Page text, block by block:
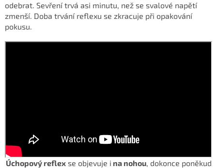
odebrat. Sevření trvá asi minutu, než se svalové napětí
zmenší. Doba trvání reflexu se zkracuje při opakování
pokusu.
Úchopový reflex se objevuje i na nohou, dokonce poněkud